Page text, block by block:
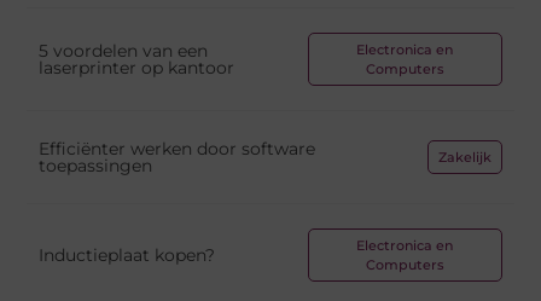
5 voordelen van een
laserprinter op kantoor
Electronica en
Computers
Efficiënter werken door software
toepassingen Zakelijk
Inductieplaat kopen?
Electronica en
Computers